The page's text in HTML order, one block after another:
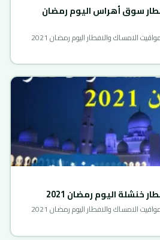
سوق أهراس اليوم رمضان
تقبل الله صيامكم ، نقدم لكم مواقيت الامساك والافطار اليوم رمضان 2021
خنشلة اليوم رمضان 2021
تقبل الله صيامكم ، نقدم لكم مواقيت الامساك والافطار اليوم رمضان 2021